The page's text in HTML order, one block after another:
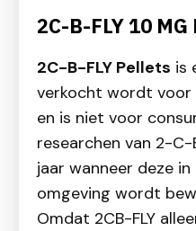
2C-B-FLY 10
2C-B-FLY Pellets is
verkocht wordt voor
en is niet voor
researchen van 2-C-
jaar wanneer deze
omgeving wordt
Omdat 2CB-FLY